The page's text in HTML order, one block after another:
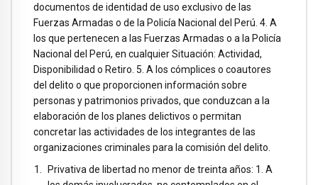
documentos de identidad de uso exclusivo de las
Fuerzas Armadas o de la Policía Nacional del Perú. 4. A
los que pertenecen a las Fuerzas Armadas o a la Policía
Nacional del Perú, en cualquier Situación: Actividad,
Disponibilidad o Retiro. 5. A los cómplices o coautores
del delito o que proporcionen información sobre
personas y patrimonios privados, que conduzcan a la
elaboración de los planes delictivos o permitan
concretar las actividades de los integrantes de las
organizaciones criminales para la comisión del delito.
Privativa de libertad no menor de treinta años: 1. A